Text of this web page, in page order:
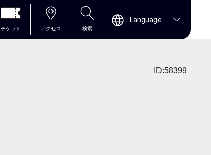
チケット アクセス 検索
Language
ID:58399